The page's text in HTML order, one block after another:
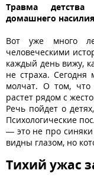
Травма детства
домашнего
Вот уже много
человеческими
каждый день вижу,
не страха.
молчат. О том, что
растет рядом с
Речь пойдет о
Психологические
— это не про
видны глазом, но
Тихий ужас